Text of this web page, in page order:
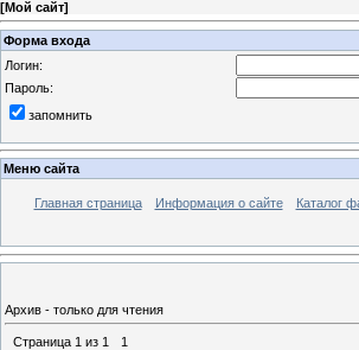
[Мой сайт]
Форма входа
Логин:
Пароль:
запомнить
Меню сайта
Главная страница Информация о сайте Каталог
Архив - только для чтения
Страница 1 из 1
1